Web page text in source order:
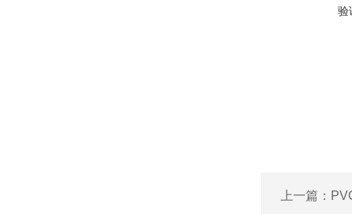
验
上一篇：